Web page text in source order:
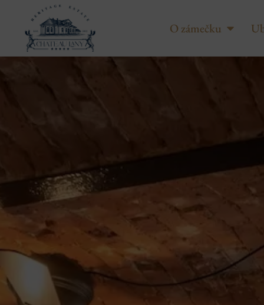
O zámečku